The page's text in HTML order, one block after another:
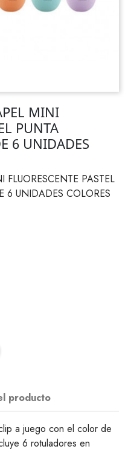
MINI
PUNTA
6 UNIDADES
FLUORESCENTE PASTEL
6 UNIDADES COLORES
producto
a juego con el color de
6 rotuladores en